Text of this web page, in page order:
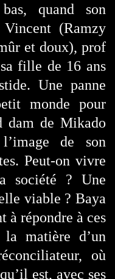
quand son
(Ramzy
et doux), prof
fille de 16 ans
Une panne
monde pour
dam de Mikado
de son
Peut-on vivre
société ? Une
viable ? Baya
à répondre à ces
matière d’un
où
est, avec ses